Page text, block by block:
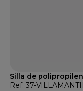
Silla de
Ref: 37-